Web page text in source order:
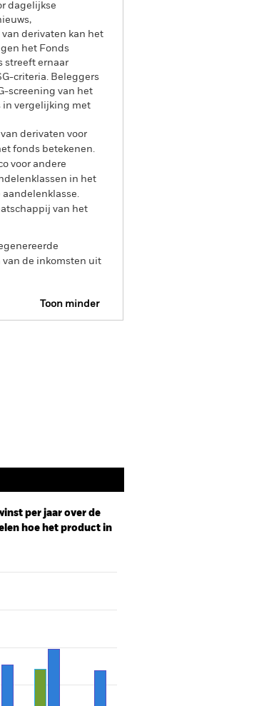
dagelijkse
derivaten kan het
het Fonds
streeft ernaar
criteria. Beleggers
screening van het
in vergelijking met
derivaten voor
fonds betekenen.
voor andere
in het
van het
van de inkomsten uit
Toon minder
per jaar over de
hoe het product in